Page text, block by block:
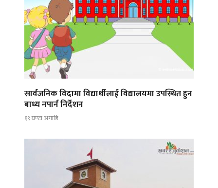
सार्वजनिक विदामा विद्यार्थीलाई विद्यालयमा उपस्थित हुन
बाध्य नपार्न निर्देशन
१९ घण्टा अगाडि